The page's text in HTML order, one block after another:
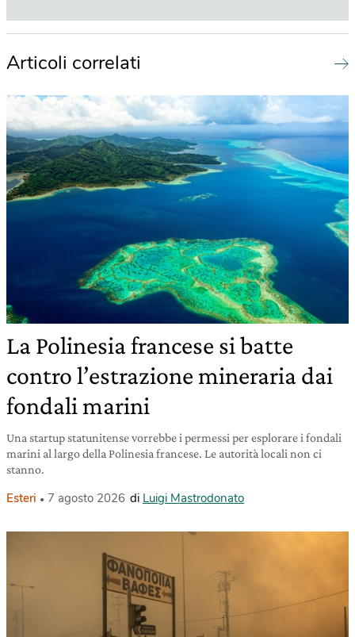
Articoli correlati
La Polinesia francese si batte
contro l’estrazione mineraria dai
fondali marini
Una startup statunitense vorrebbe i permessi per esplorare i fondali
marini al largo della Polinesia francese. Le autorità locali non ci
stanno.
Esteri 7 agosto 2026 di Luigi Mastrodonato